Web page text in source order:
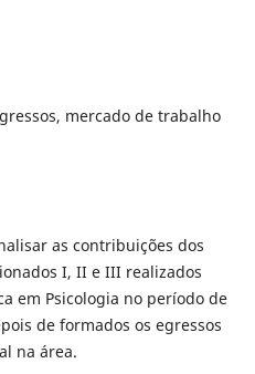
mercado de trabalho
as contribuições dos
I, II e III realizados
em Psicologia no período de
de formados os egressos
na área.